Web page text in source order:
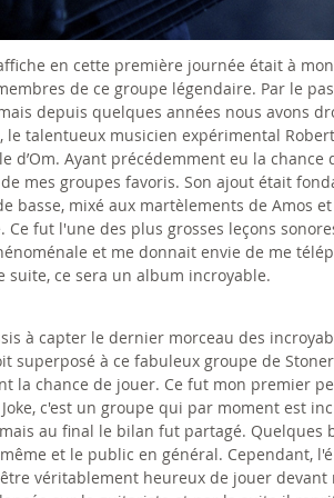
en cette première journée était à
de ce groupe légendaire. Par le
depuis quelques années nous avons
le talentueux musicien expérimental
d’Om. Ayant précédemment eu la
mes groupes favoris. Son ajout était
basse, mixé aux martèlements de Amos
Ce fut l'une des plus grosses leçons
et me donnait envie de me
suite, ce sera un album incroyable.
à capter le dernier morceau des
superposé à ce fabuleux groupe de
la chance de jouer. Ce fut mon premier
c'est un groupe qui par moment est
au final le bilan fut partagé.
et le public en général. Cependant,
véritablement heureux de jouer